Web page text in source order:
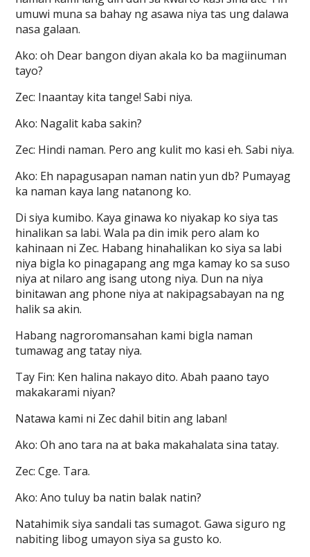
umuwi muna sa bahay ng asawa niya tas ung dalawa
nasa galaan.
Ako: oh Dear bangon diyan akala ko ba magiinuman
tayo?
Zec: Inaantay kita tange! Sabi niya.
Ako: Nagalit kaba sakin?
Zec: Hindi naman. Pero ang kulit mo kasi eh. Sabi niya.
Ako: Eh napagusapan naman natin yun db? Pumayag
ka naman kaya lang natanong ko.
Di siya kumibo. Kaya ginawa ko niyakap ko siya tas
hinalikan sa labi. Wala pa din imik pero alam ko
kahinaan ni Zec. Habang hinahalikan ko siya sa labi
niya bigla ko pinagapang ang mga kamay ko sa suso
niya at nilaro ang isang utong niya. Dun na niya
binitawan ang phone niya at nakipagsabayan na ng
halik sa akin.
Habang nagroromansahan kami bigla naman
tumawag ang tatay niya.
Tay Fin: Ken halina nakayo dito. Abah paano tayo
makakarami niyan?
Natawa kami ni Zec dahil bitin ang laban!
Ako: Oh ano tara na at baka makahalata sina tatay.
Zec: Cge. Tara.
Ako: Ano tuluy ba natin balak natin?
Natahimik siya sandali tas sumagot. Gawa siguro ng
nabiting libog umayon siya sa gusto ko.